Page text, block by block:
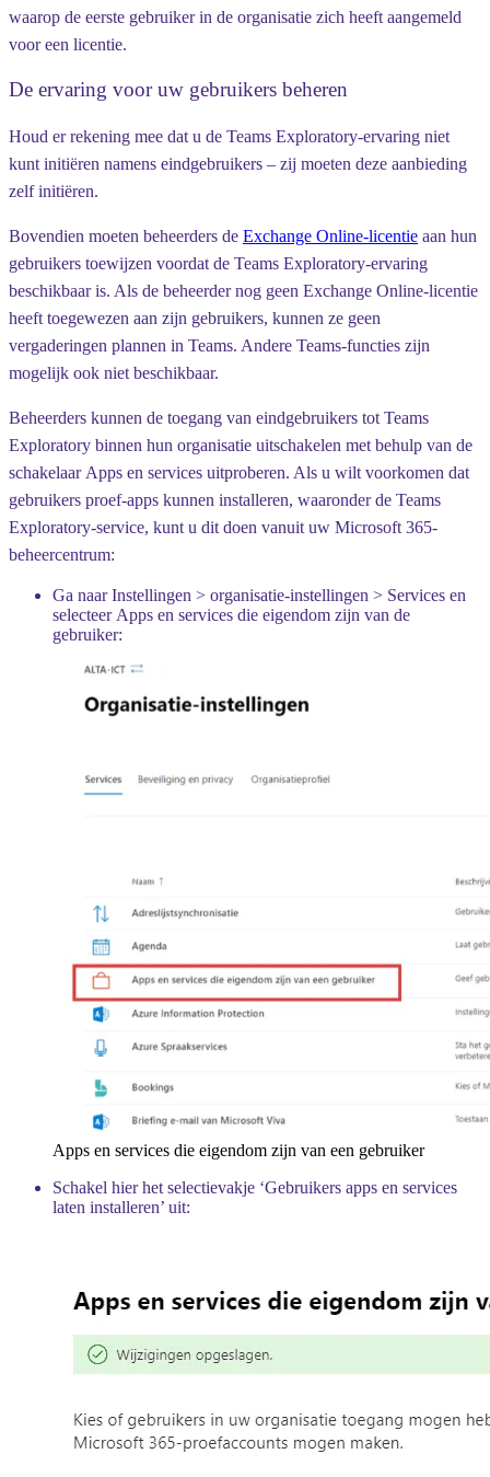
waarop de eerste gebruiker in de organisatie zich heeft aangemeld
voor een licentie.
De ervaring voor uw gebruikers beheren
Houd er rekening mee dat u de Teams Exploratory-ervaring niet
kunt initiëren namens eindgebruikers – zij moeten deze aanbieding
zelf initiëren.
Bovendien moeten beheerders de Exchange Online-licentie aan hun
gebruikers toewijzen voordat de Teams Exploratory-ervaring
beschikbaar is. Als de beheerder nog geen Exchange Online-licentie
heeft toegewezen aan zijn gebruikers, kunnen ze geen
vergaderingen plannen in Teams. Andere Teams-functies zijn
mogelijk ook niet beschikbaar.
Beheerders kunnen de toegang van eindgebruikers tot Teams
Exploratory binnen hun organisatie uitschakelen met behulp van de
schakelaar Apps en services uitproberen. Als u wilt voorkomen dat
gebruikers proef-apps kunnen installeren, waaronder de Teams
Exploratory-service, kunt u dit doen vanuit uw Microsoft 365-
beheercentrum:
Ga naarInstellingen > organisatie-instellingen > Services en
selecteer Apps en services die eigendom zijn van de
gebruiker:
Apps en services die eigendom zijn van een gebruiker
Schakel hier het selectievakje ‘Gebruikers apps en services
laten installeren’ uit: